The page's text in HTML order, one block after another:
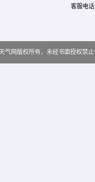
客服电
气网版权所有，未经书面授权